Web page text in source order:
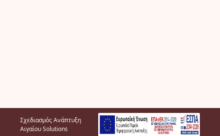
Σχεδιασμός Ανάπτυξη
Αιγαίου Solutions